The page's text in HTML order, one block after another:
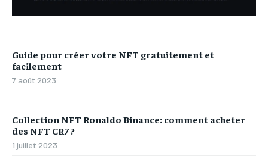
Guide pour créer votre NFT gratuitement et
facilement
7 août 2023
Collection NFT Ronaldo Binance: comment acheter
des NFT CR7 ?
1 juillet 2023